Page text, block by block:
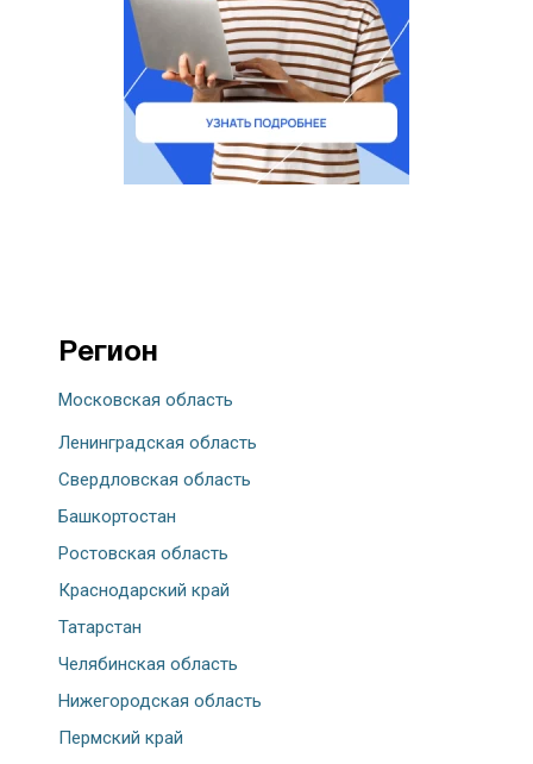
Регион
Московская область
Ленинградская область
Свердловская область
Башкортостан
Ростовская область
Краснодарский край
Татарстан
Челябинская область
Нижегородская область
Пермский край